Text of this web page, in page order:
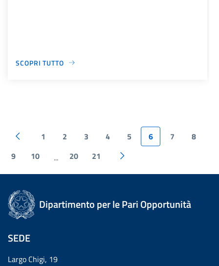
SCOPRI TUTTO
1 2 3 4 5 6 7
8
9
10 ... 20 21
Dipartimento per le Pari Opportunità
SEDE
Largo Chigi, 19